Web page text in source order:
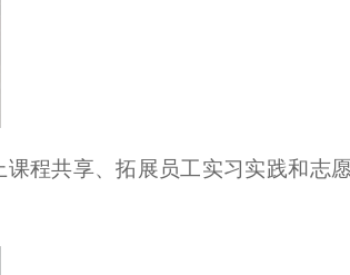
课程共享、拓展员工实习实践和志